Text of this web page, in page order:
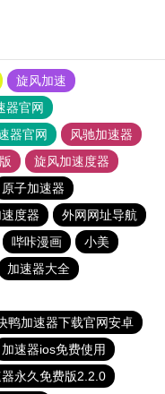
旋风加速
器官网
器官网
风驰加速器
旋风加速度器
原子加速器
度器
外网网址导航
哔咔漫画
小美
加速器大全
鸭加速器下载官网安卓
加速器ios免费使用
永久免费版2.2.0